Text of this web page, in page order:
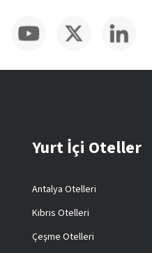
Yurt İçi Oteller
Antalya Otelleri
Kıbrıs Otelleri
Çeşme Otelleri